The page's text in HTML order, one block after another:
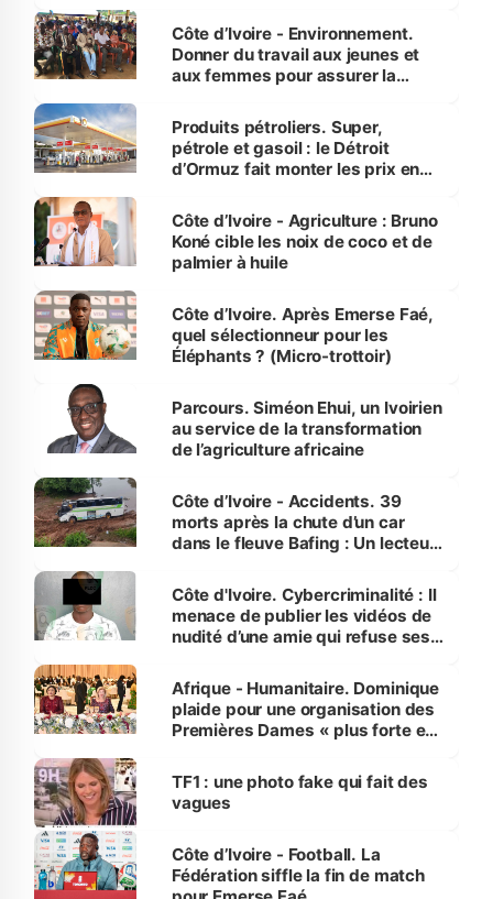
Côte d’Ivoire - Environnement.
Donner du travail aux jeunes et
aux femmes pour assurer la
menacées
Produits pétroliers. Super,
pétrole et gasoil : le Détroit
d’Ormuz fait monter les prix en
Côte d’Ivoire - Agriculture : Bruno
Koné cible les noix de coco et de
palmier à huile
Côte d’Ivoire. Après Emerse Faé,
quel sélectionneur pour les
Éléphants ? (Micro-trottoir)
Parcours. Siméon Ehui, un Ivoirien
au service de la transformation
de l’agriculture africaine
Côte d’Ivoire - Accidents. 39
morts après la chute d’un car
dans le fleuve Bafing : Un lecteur
des Transports
Côte d'Ivoire. Cybercriminalité : Il
menace de publier les vidéos de
nudité d’une amie qui refuse ses
Afrique - Humanitaire. Dominique
plaide pour une organisation des
Premières Dames « plus forte et
sur la scène internationale »
TF1 : une photo fake qui fait des
vagues
Côte d’Ivoire - Football. La
Fédération siffle la fin de match